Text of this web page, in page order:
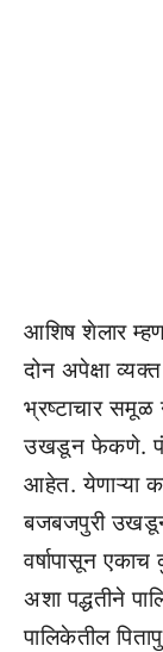
आशिष शेलार
दोन अपेक्षा
भ्रष्टाचार
उखडून फेकणे.
आहेत. येणाऱ्या
बजबजपुरी
वर्षापासून
अशा पद्धतीने
पालिकेतील